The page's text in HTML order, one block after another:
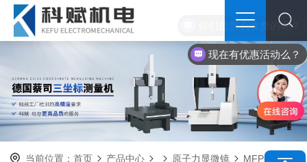
现在有优惠活动么？
当前位置：首页 产品中心 原子力显微镜
MFP-3D